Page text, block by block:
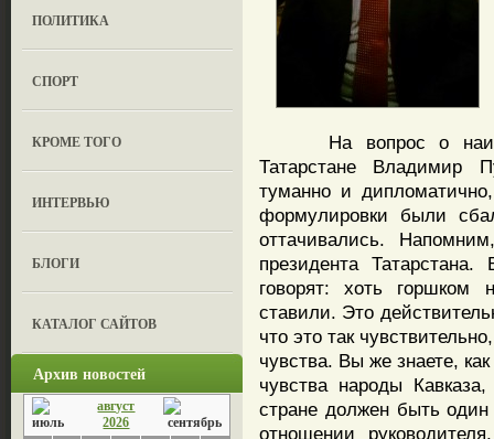
ПОЛИТИКА
СПОРТ
КРОМЕ ТОГО
ИНТЕРВЬЮ
БЛОГИ
КАТАЛОГ САЙТОВ
Архив новостей
август
2026
На вопрос о
Татарстане Владимир
туманно и
формулировки были
оттачивались.
президента
говорят: хоть горшком
ставили. Это
что это так
чувства. Вы же знаете,
чувства народы
стране должен быть
отношении